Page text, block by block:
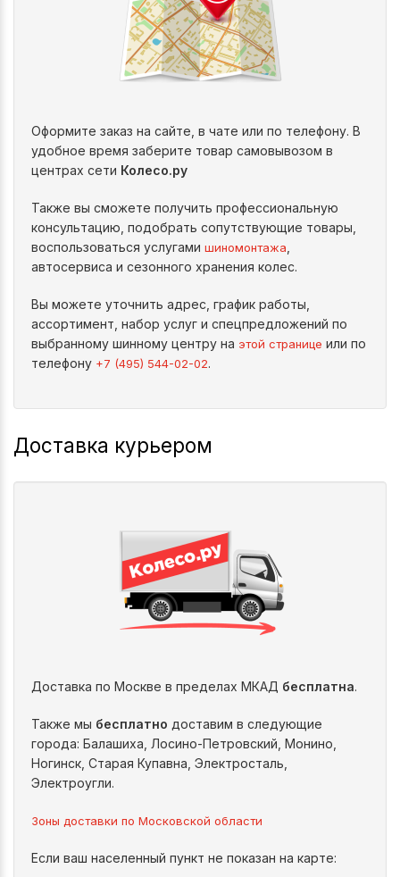
Оформите заказ на сайте, в чате или по телефону. В
удобное время заберите товар самовывозом в
центрах сети Колесо.ру
Также вы сможете получить профессиональную
консультацию, подобрать сопутствующие товары,
воспользоваться услугами шиномонтажа
автосервиса и сезонного хранения колес.
Вы можете уточнить адрес, график работы,
ассортимент, набор услуг и спецпредложений по
выбранному шинному центру на этой странице или по
телефону +7 (495) 544-02-02.
Доставка курьером
Доставка по Москве в пределах МКАД бесплатна.
Также мы бесплатно доставим в следующие
города: Балашиха, Лосино-Петровский, Монино,
Ногинск, Старая Купавна, Электросталь,
Электроугли.
Зоны доставки по Московской области
Если ваш населенный пункт не показан на карте: